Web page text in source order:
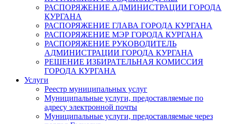
РАСПОРЯЖЕНИЕ АДМИНИСТРАЦИИ ГОРОДА
КУРГАНА
РАСПОРЯЖЕНИЕ ГЛАВА ГОРОДА КУРГАНА
РАСПОРЯЖЕНИЕ МЭР ГОРОДА КУРГАНА
РАСПОРЯЖЕНИЕ РУКОВОДИТЕЛЬ
АДМИНИСТРАЦИИ ГОРОДА КУРГАНА
РЕШЕНИЕ ИЗБИРАТЕЛЬНАЯ КОМИССИЯ
ГОРОДА КУРГАНА
Услуги
Реестр муниципальных услуг
Муниципальные услуги, предоставляемые по
адресу электронной почты
Муниципальные услуги, предоставляемые через